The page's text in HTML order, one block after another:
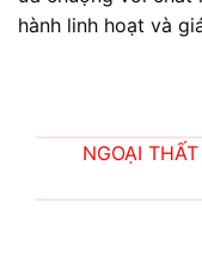
hành linh hoạt và
NGOẠI